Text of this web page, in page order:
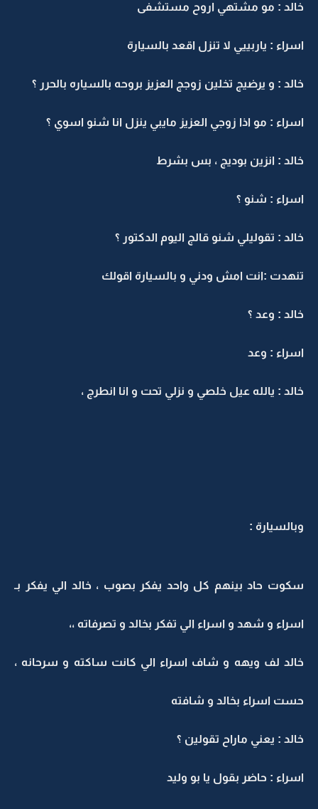
خالد : مو مشتهي اروح مستشفى
اسراء : ياربييي لا تنزل اقعد بالسيارة
خالد : و يرضيج تخلين زوجج العزيز بروحه بالسياره بالحرر ؟
اسراء : مو اذا زوجي العزيز مايبي ينزل انا شنو اسوي ؟
خالد : انزين بوديج ، بس بشرط
اسراء : شنو ؟
خالد : تقوليلي شنو قالج اليوم الدكتور ؟
تنهدت :انت امش ودني و بالسيارة اقولك
خالد : وعد ؟
اسراء : وعد
خالد : يالله عيل خلصي و نزلي تحت و انا انطرج ،
وبالسيارة :
سكوت حاد بينهم كل واحد يفكر بصوب ، خالد الي يفكر بـ
اسراء و شهد و اسراء الي تفكر بخالد و تصرفاته ،،
خالد لف ويهه و شاف اسراء الي كانت ساكته و سرحانه ،
حست اسراء بخالد و شافته
خالد : يعني ماراح تقولين ؟
اسراء : حاضر بقول يا بو وليد